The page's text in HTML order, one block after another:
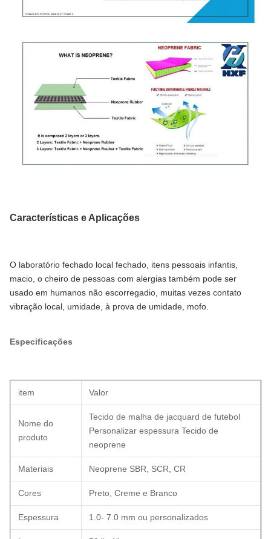
Características e Aplicações
O laboratório fechado local fechado, itens pessoais infantis,
macio, o cheiro de pessoas com alergias também pode ser
usado em humanos não escorregadio, muitas vezes contato
vibração local, umidade, à prova de umidade, mofo.
Especificações
item Valor
Nome do
produto
Tecido de malha de jacquard de futebol
Personalizar espessura Tecido de
neoprene
Materiais Neoprene SBR, SCR, CR
Cores Preto, Creme e Branco
Espessura 1.0- 7.0 mm ou personalizados